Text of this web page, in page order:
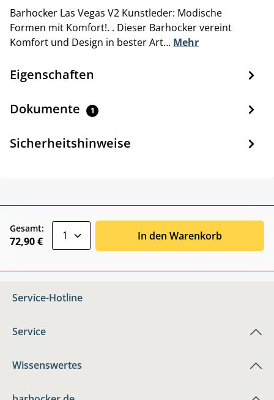
Barhocker Las Vegas V2 Kunstleder: Modische
Formen mit Komfort!. . Dieser Barhocker vereint
Komfort und Design in bester Art… Mehr
Eigenschaften
Dokumente 1
Sicherheitshinweise
Gesamt:
72,90 € In den Warenkorb
Service-Hotline
Service
Wissenswertes